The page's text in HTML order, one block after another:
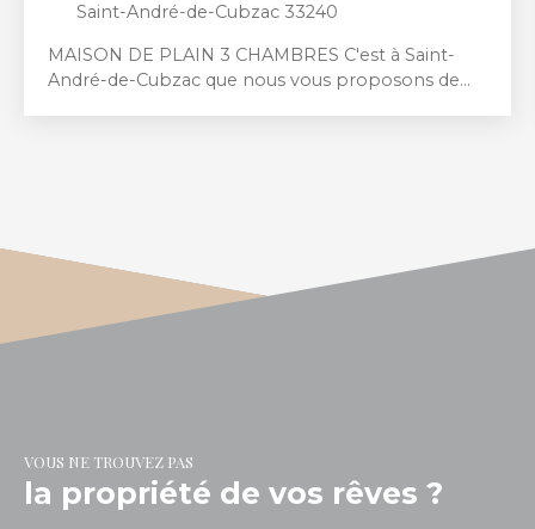
Saint-André-de-Cubzac 33240
MAISON DE PLAIN 3 CHAMBRES C'est à Saint-
André-de-Cubzac que nous vous proposons de
l'extérieur, vous profiterez d'un jardin clos et sans
vis-à-vis, parfait pour profiter des beaux jours en
toute intimité. 2 places de parking complètent ce
bien à l'excellente performance énergétique.
VOUS NE TROUVEZ PAS
la propriété de vos rêves ?